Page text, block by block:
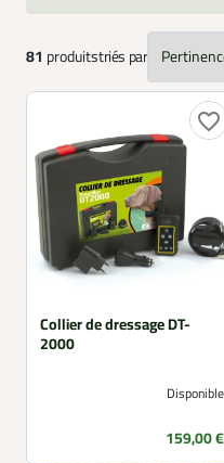
81 produitstriés par
favorite_border
Collier de dressage DT-
2000
Disponible
Prix
159,00 €